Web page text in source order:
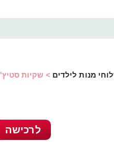
מנות לילדים > שקיות סטיץ'
לרכישה